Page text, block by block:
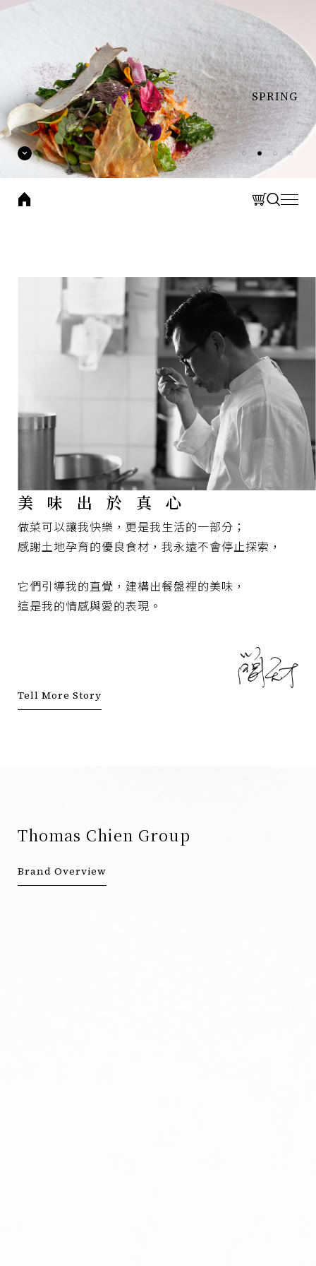
laone
SPRING
美 味 出 於 真 心
做菜可以讓我快樂，更是我生活的一部分；
感謝土地孕育的優良食材，我永遠不會停止探索，
它們引導我的直覺，建構出餐盤裡的美味，
這是我的情感與愛的表現。
Tell More Story
Thomas Chien Group
Brand Overview
CLOSE
Search
網站搜尋
CLOSE
BRAND
集團品牌
THOMAS CHIEN 法式餐廳
LA ONE Kitchen 歐陸廚房
LA ONE Pizza 披薩餐廳
LA ONE Café 咖啡輕食
LA ONE Bakery 烘焙坊
關於集團
最新消息
企業永續
聯繫我們